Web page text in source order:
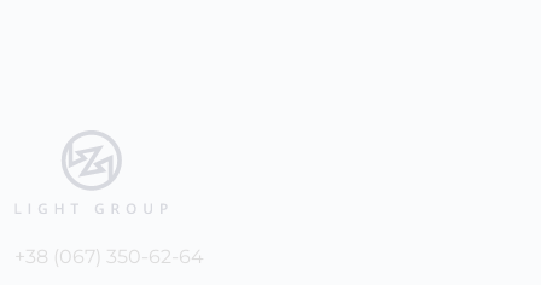
+38 (067) 350-62-64